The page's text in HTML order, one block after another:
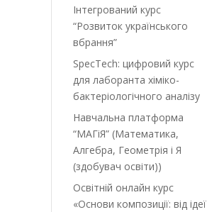
Інтегрований курс
“Розвиток українського
вбрання”
SpecTech: цифровий курс
для лаборанта хіміко-
бактеріологічного аналізу
Навчальна платформа
“МАГіЯ” (Математика,
Алгебра, Геометрія і Я
(здобувач освіти))
Освітній онлайн курс
«Основи композиції: від ідеї